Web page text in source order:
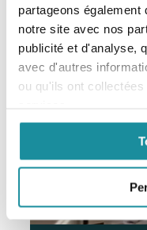
partageons
notre site avec nos
publicité et d'analyse,
avec d'autres
ou qu'ils ont